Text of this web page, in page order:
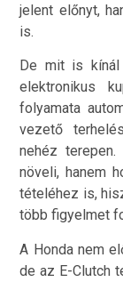
jelent előnyt,
is.
De mit is kínál
elektronikus
folyamata
vezető
nehéz
növeli, hanem
tételéhez is,
több figyelmet
A Honda nem
de az E-Clutch